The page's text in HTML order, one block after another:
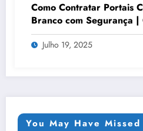
Como Contratar Portais
Branco com Segurança
Julho 19, 2025
You May Have Missed